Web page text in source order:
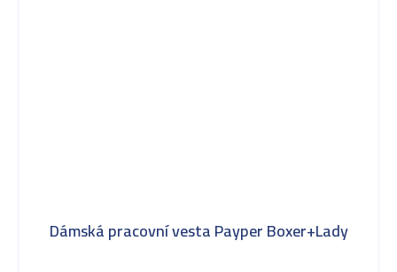
Dámská pracovní vesta Payper Boxer+Lady